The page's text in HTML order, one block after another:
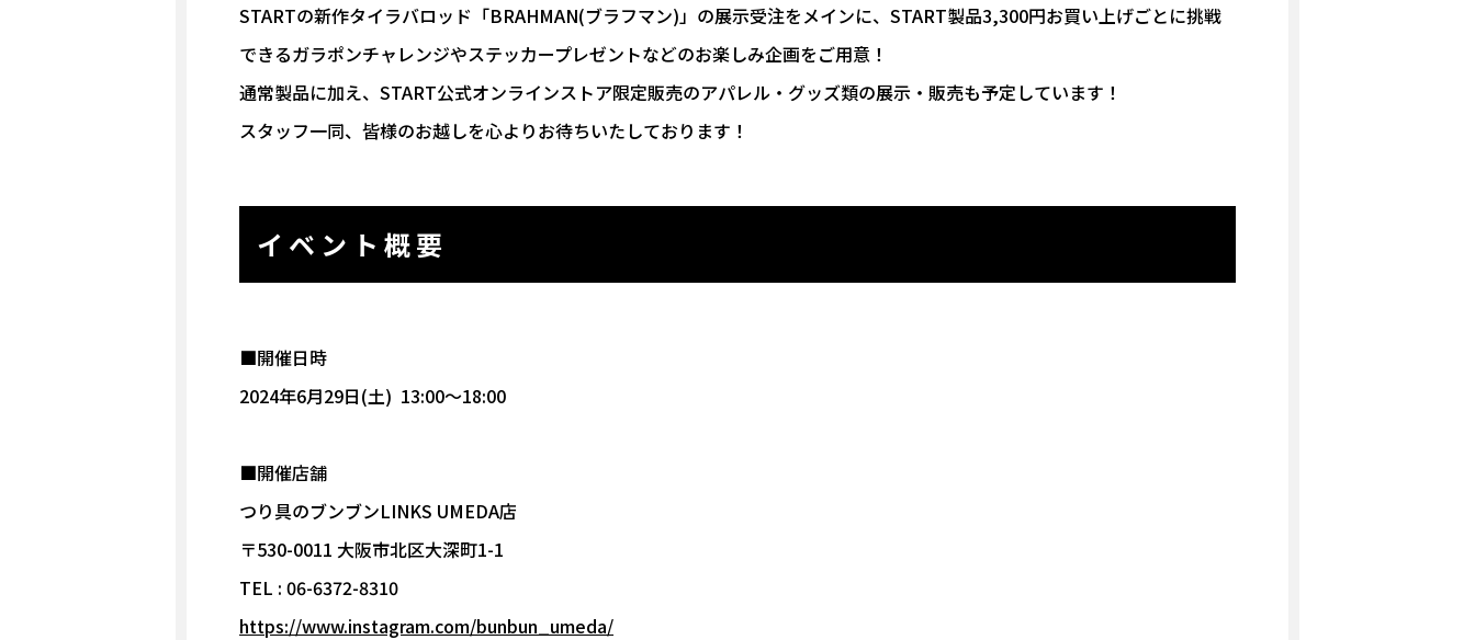
STARTの新作タイラバロッド「BRAHMAN(ブラフマン)」の展示受注をメインに、START製品3,300円お買い上げごとに挑戦
できるガラポンチャレンジやステッカープレゼントなどのお楽しみ企画をご用意！
通常製品に加え、START公式オンラインストア限定販売のアパレル・グッズ類の展示・販売も予定しています！
スタッフ一同、皆様のお越しを心よりお待ちいたしております！
イベント概要
■開催日時
2024年6月29日(土) 13:00～18:00
■開催店舗
つり具のブンブンLINKS UMEDA店
〒530-0011 大阪市北区大深町1-1
TEL : 06-6372-8310
https://www.instagram.com/bunbun_umeda/